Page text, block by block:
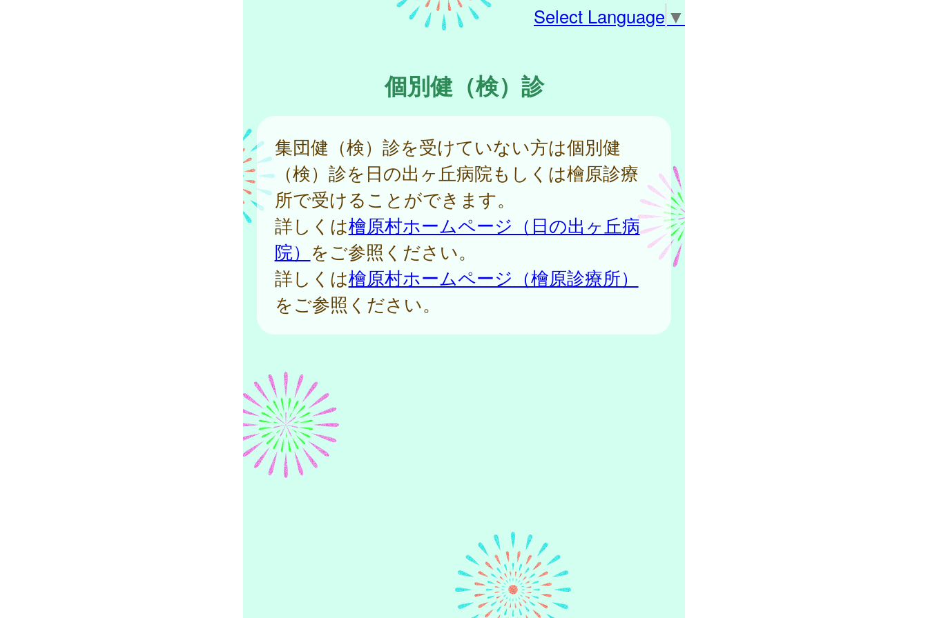
Select Language ▼
個別健（検）診
集団健（検）診を受けていない方は個別健
（検）診を日の出ヶ丘病院もしくは檜原診療
所で受けることができます。
詳しくは檜原村ホームページ（日の出ヶ丘病
院） をご参照ください。
詳しくは檜原村ホームページ（檜原診療所）
をご参照ください。